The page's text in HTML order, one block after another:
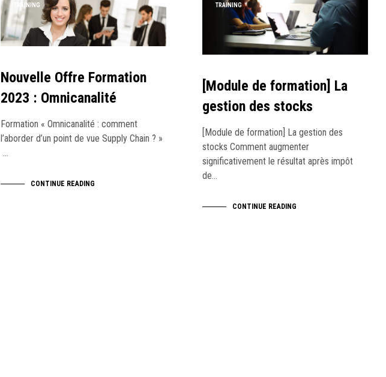
TRAINING
Nouvelle Offre Formation
2023 : Omnicanalité
Formation « Omnicanalité : comment
l’aborder d’un point de vue Supply Chain ? »
…
CONTINUE READING
TRAINING
[Module de formation] La
gestion des stocks
[Module de formation] La gestion des
stocks Comment augmenter
significativement le résultat après impôt
de…
CONTINUE READING